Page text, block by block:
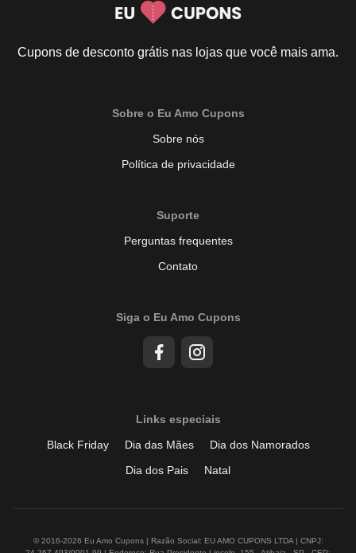
Cupons de desconto grátis nas lojas que você mais ama.
Sobre o Eu Amo Cupons
Sobre nós
Política de privacidade
Suporte
Perguntas frequentes
Contato
Siga o Eu Amo Cupons
Links especiais
Black Friday
Dia das Mães
Dia dos Namorados
Dia dos Pais
Natal
© 2016-2026 Eu Amo Cupons | Razão Social: EU AMO CUPONS LTDA | CNPJ: